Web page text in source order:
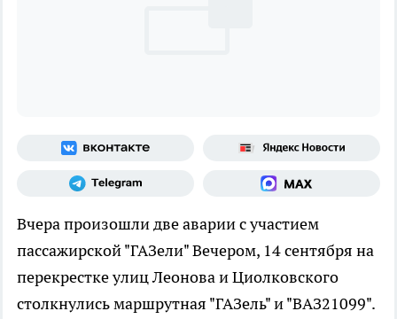
Вчера произошли две аварии с участием
пассажирской "ГАЗели"Вечером, 14 сентября на
перекрестке улиц Леонова и Циолковского
столкнулись маршрутная "ГАЗель" и "ВАЗ21099".